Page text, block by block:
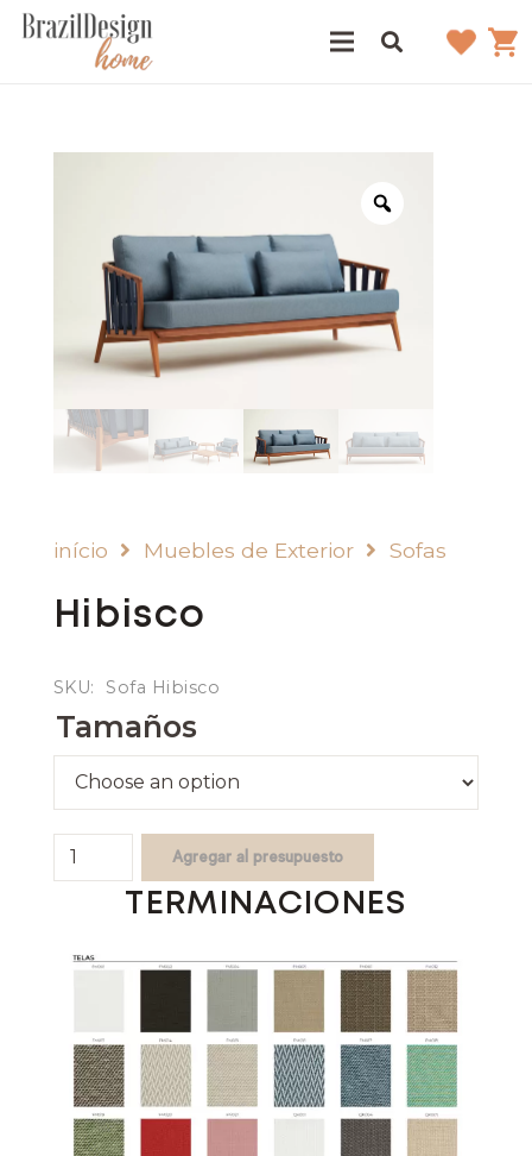
início Muebles de Exterior Sofas
Hibisco
SKU: Sofa Hibisco
Tamaños
Hibisco
quantity
Agregar al presupuesto
TERMINACIONES